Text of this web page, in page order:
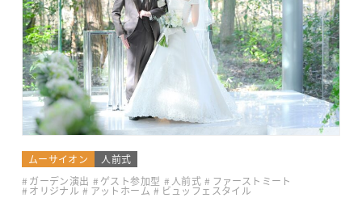
ムーサイオン
人前式
ガーデン演出
ゲスト参加型 人前式 ファーストミート
オリジナル アットホーム
ビュッフェスタイル